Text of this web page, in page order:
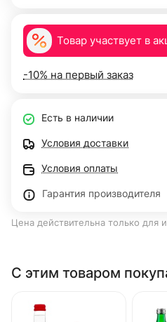
Товар участвует в
-10% на первый заказ
Есть в наличии
Условия доставки
Условия оплаты
Гарантия производителя
Цена действительна только для
С этим товаром